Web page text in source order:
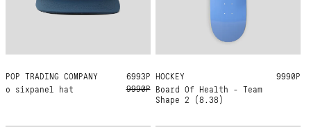
POP TRADING COMPANY
o sixpanel hat
ONE SIZE
6993Р
9990Р
HOCKEY
Board Of Health - Team
Shape 2 (8.38)
8.38 9990Р